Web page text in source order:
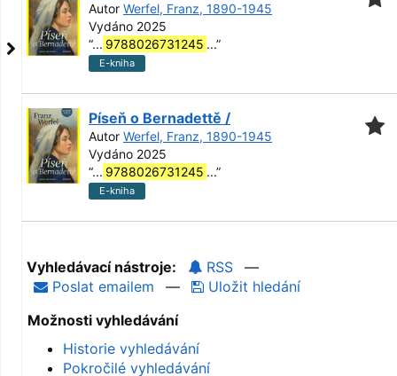
Autor Werfel, Franz, 1890-1945
Vydáno 2025
“... 9788026731245 ...”
E-kniha
Píseň o Bernadettě /
Autor Werfel, Franz, 1890-1945
Vydáno 2025
“... 9788026731245 ...”
E-kniha
Vyhledávací nástroje: RSS
—
Poslat emailem
—
Uložit hledání
Možnosti vyhledávání
Historie vyhledávání
Pokročilé vyhledávání